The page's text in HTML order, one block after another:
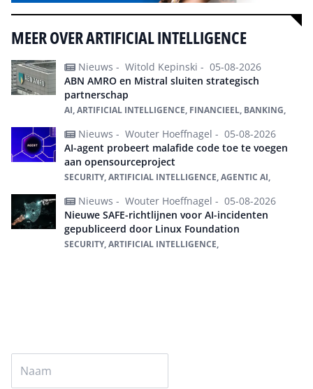
MEER OVER ARTIFICIAL INTELLIGENCE
Nieuws - Witold Kepinski - 05-08-2026
ABN AMRO en Mistral sluiten strategisch
partnerschap
AI, ARTIFICIAL INTELLIGENCE, FINANCIEEL, BANKING,
Nieuws - Wouter Hoeffnagel - 05-08-2026
AI-agent probeert malafide code toe te voegen
aan opensourceproject
SECURITY, ARTIFICIAL INTELLIGENCE, AGENTIC AI,
Nieuws - Wouter Hoeffnagel - 05-08-2026
Nieuwe SAFE-richtlijnen voor AI-incidenten
gepubliceerd door Linux Foundation
SECURITY, ARTIFICIAL INTELLIGENCE,